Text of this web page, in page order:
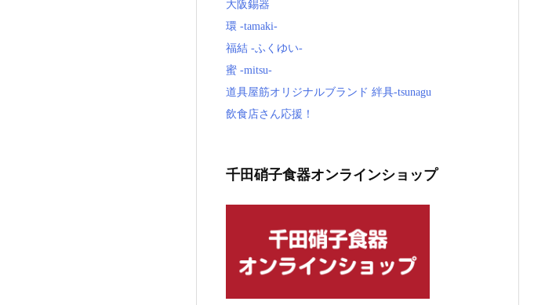
大阪錫器
環 -tamaki-
福結 -ふくゆい-
蜜 -mitsu-
道具屋筋オリジナルブランド 絆具-tsunagu
飲食店さん応援！
千田硝子食器オンラインショップ